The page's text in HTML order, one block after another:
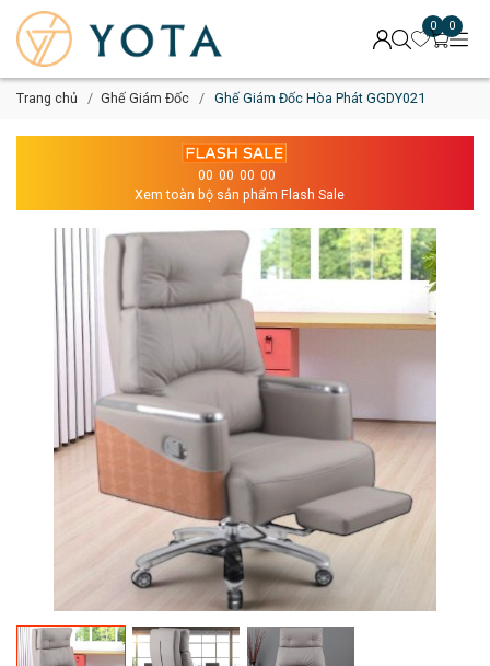
0 0
Trang chủ Ghế Giám Đốc Ghế Giám Đốc Hòa Phát GGDY021
00 00 00 00
Xem toàn bộ sản phẩm Flash Sale